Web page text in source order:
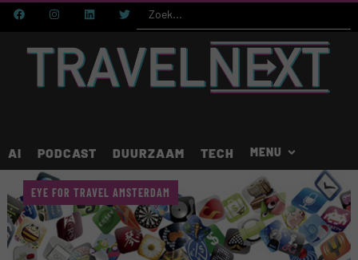
AI PODCAST DUURZAAM TECH
EYE FOR TRAVEL AMSTERDAM